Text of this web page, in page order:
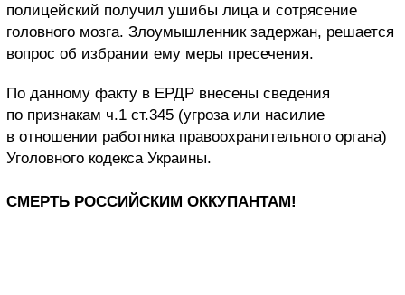
полицейский получил ушибы лица и сотрясение
головного мозга. Злоумышленник задержан, решается
вопрос об избрании ему меры пресечения.
По данному факту в ЕРДР внесены сведения
по признакам ч.1 ст.345 (угроза или насилие
в отношении работника правоохранительного органа)
Уголовного кодекса Украины.
СМЕРТЬ РОССИЙСКИМ ОККУПАНТАМ!